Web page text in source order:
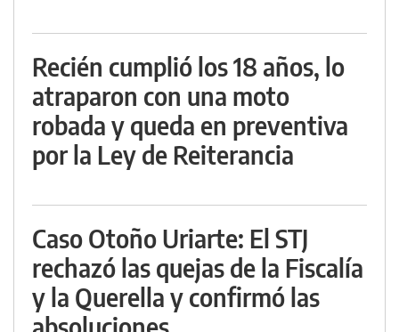
Recién cumplió los 18 años, lo
atraparon con una moto
robada y queda en preventiva
por la Ley de Reiterancia
Caso Otoño Uriarte: El STJ
rechazó las quejas de la Fiscalía
y la Querella y confirmó las